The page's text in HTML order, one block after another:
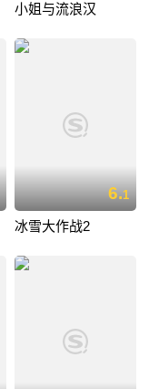
小姐与流浪汉
6.1
冰雪大作战2